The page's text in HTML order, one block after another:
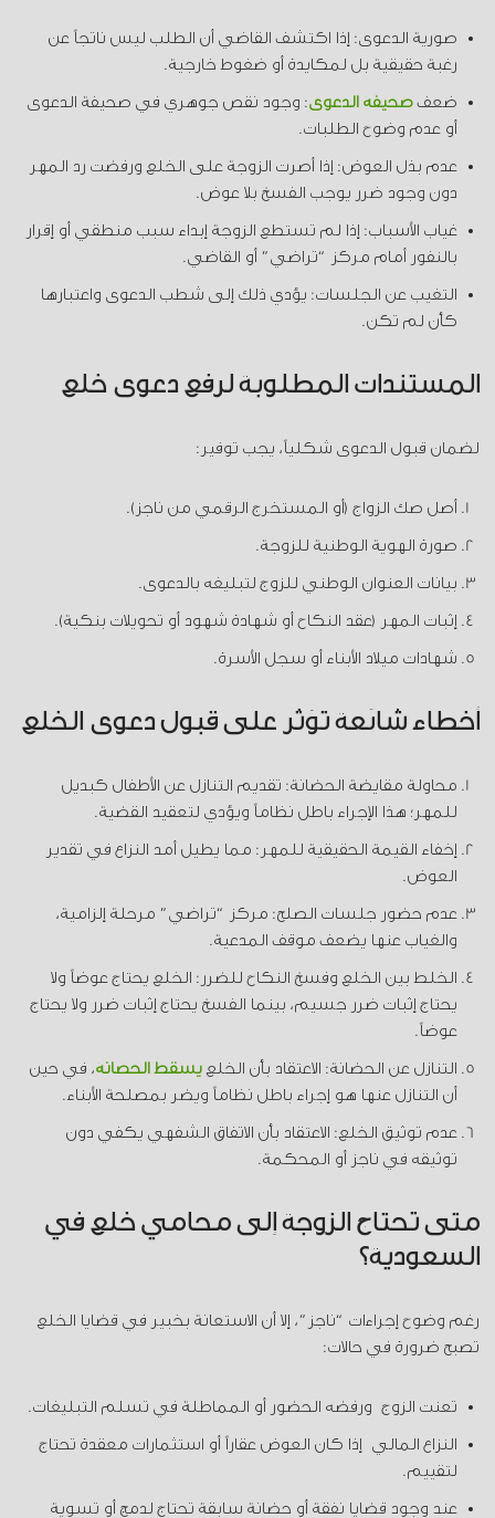
صورية الدعوى: إذا اكتشف القاضي أن الطلب ليس ناتجاً عن
رغبة حقيقية بل لمكايدة أو ضغوط خارجية.
ضعفصحيفة الدعوى: وجود نقص جوهري في صحيفة الدعوى
أو عدم وضوح الطلبات.
عدم بذل العوض: إذا أصرت الزوجة على الخلع ورفضت رد المهر
دون وجود ضرر يوجب الفسخ بلا عوض.
غياب الأسباب: إذا لم تستطع الزوجة إبداء سبب منطقي أو إقرار
بالنفور أمام مركز “تراضي” أو القاضي.
التغيب عن الجلسات: يؤدي ذلك إلى شطب الدعوى واعتبارها
كأن لم تكن.
المستندات المطلوبة لرفع دعوى خلع
لضمان قبول الدعوى شكلياً، يجب توفير:
أصل صك الزواج (أو المستخرج الرقمي من ناجز).
صورة الهوية الوطنية للزوجة.
بيانات العنوان الوطني للزوج لتبليغه بالدعوى.
إثبات المهر (عقد النكاح أو شهادة شهود أو تحويلات بنكية).
شهادات ميلاد الأبناء أو سجل الأسرة.
أخطاء شائعة تؤثر على قبول دعوى الخلع
محاولة مقايضة الحضانة: تقديم التنازل عن الأطفال كبديل
للمهر؛ هذا الإجراء باطل نظاماً ويؤدي لتعقيد القضية.
إخفاء القيمة الحقيقية للمهر: مما يطيل أمد النزاع في تقدير
العوض.
عدم حضور جلسات الصلح: مركز “تراضي” مرحلة إلزامية،
والغياب عنها يضعف موقف المدعية.
الخلط بين الخلع وفسخ النكاح للضرر: الخلع يحتاج عوضاً ولا
يحتاج إثبات ضرر جسيم، بينما الفسخ يحتاج إثبات ضرر ولا يحتاج
عوضاً.
التنازل عن الحضانة: الاعتقاد بأن الخلعيسقط الحضانة، في حين
أن التنازل عنها هو إجراء باطل نظاماً ويضر بمصلحة الأبناء.
عدم توثيق الخلع: الاعتقاد بأن الاتفاق الشفهي يكفي دون
توثيقه في ناجز أو المحكمة.
متى تحتاج الزوجة إلى محامي خلع في
السعودية؟
رغم وضوح إجراءات “ناجز”، إلا أن الاستعانة بخبير في قضايا الخلع
تصبح ضرورة في حالات:
تعنت الزوج ورفضه الحضور أو المماطلة في تسلم التبليغات.
النزاع المالي إذا كان العوض عقاراً أو استثمارات معقدة تحتاج
لتقييم.
عند وجود قضايا نفقة أو حضانة سابقة تحتاج لدمج أو تسوية